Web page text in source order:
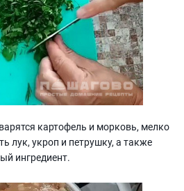
картофель и морковь, мелко
лук, укроп и петрушку, а также
ингредиент.